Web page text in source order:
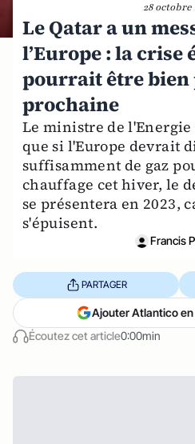
28 octobre
Le Qatar a un
l’Europe : la crise
pourrait être bien
prochaine
Le ministre de
que si l'Europe devrait
suffisamment de gaz
chauffage cet hiver, le
se présentera en 2023,
s'épuisent.
Francis
Écoutez cet article0:00min
PARTAGER
Ajouter Atlantico